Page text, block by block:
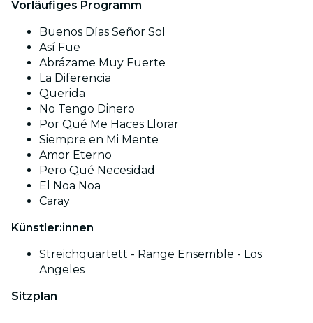
Vorläufiges Programm
Buenos Días Señor Sol
Así Fue
Abrázame Muy Fuerte
La Diferencia
Querida
No Tengo Dinero
Por Qué Me Haces Llorar
Siempre en Mi Mente
Amor Eterno
Pero Qué Necesidad
El Noa Noa
Caray
Künstler:innen
Streichquartett - Range Ensemble - Los
Angeles
Sitzplan